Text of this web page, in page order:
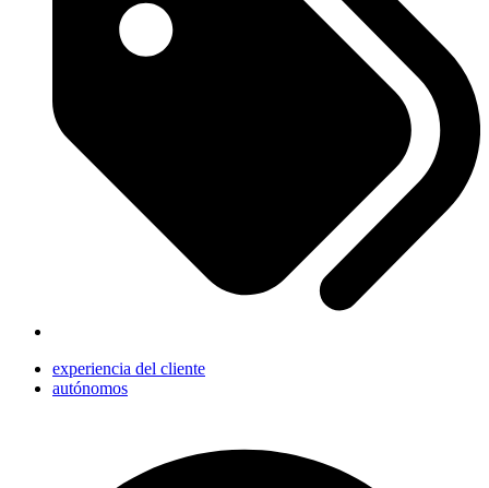
experiencia del cliente
autónomos